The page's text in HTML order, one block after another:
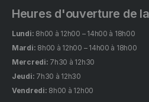
Heures d'ouverture de
Lundi: 8h00 à 12h00 – 14h00 à 18h00
Mardi: 8h00 à 12h00 – 14h00 à 18h00
Mercredi: 7h30 à 12h30
Jeudi: 7h30 à 12h30
Vendredi: 8h00 à 12h00